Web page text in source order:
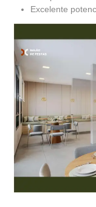
Excelente